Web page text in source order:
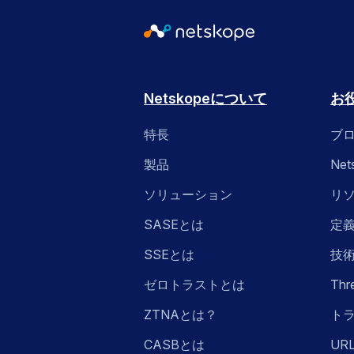
Netskopeについて
特長
製品
ソリューション
SASEとは
SSEとは
ゼロトラストとは
ZTNAとは？
CASBとは
お
ブ
リ
定
技
ト